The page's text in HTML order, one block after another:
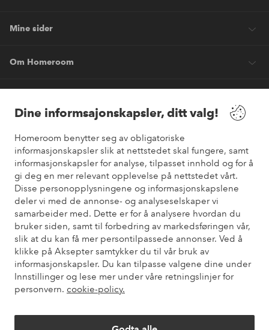
Dine informsajonskapsler, ditt valg!
Homeroom benytter seg av obligatoriske
informasjonskapsler slik at nettstedet skal fungere, samt
informasjonskapsler for analyse, tilpasset innhold og for å
gi deg en mer relevant opplevelse på nettstedet vårt.
Disse personopplysningene og informasjonskapslene
deler vi med de annonse- og analyseselskaper vi
samarbeider med. Dette er for å analysere hvordan du
bruker siden, samt til forbedring av markedsføringen vår,
slik at du kan få mer persontilpassede annonser. Ved å
klikke på Aksepter samtykker du til vår bruk av
informasjonskapsler. Du kan tilpasse valgene dine under
Innstillinger og lese mer under våre retningslinjer for
personvern. cookie-policy.
Mine sider
Om Homeroom
Venner
Sikre betalinger
Vil du vite mer om våre betalingsalternativer?
elpy